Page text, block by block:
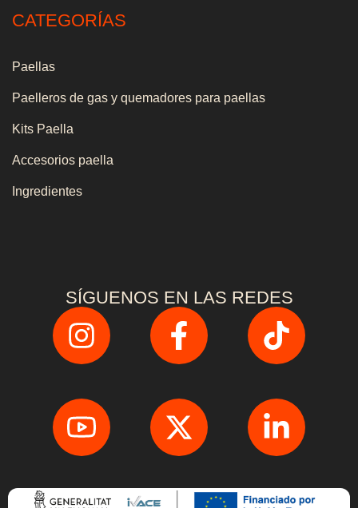
CATEGORÍAS
Paellas
Paelleros de gas y quemadores para paellas
Kits Paella
Accesorios paella
Ingredientes
SÍGUENOS EN LAS REDES